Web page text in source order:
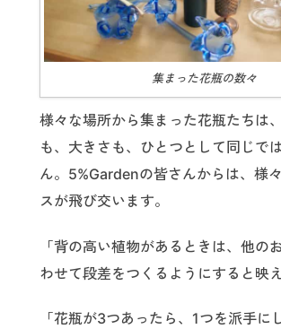
集まった花瓶の数々
様々な場所から集まった花瓶たちは
も、大きさも、ひとつとして同じで
ん。5%Gardenの皆さんからは、様
スが飛び交います。
「背の高い植物があるときは、他の
わせて段差をつくるようにすると映え
「花瓶が3つあったら、1つを派手に